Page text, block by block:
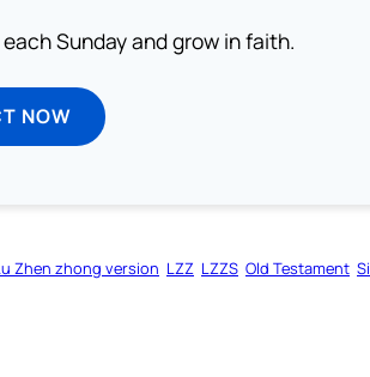
Sunday and grow in faith.
NOW
Zhen zhong version LZZ LZZS Old Testament